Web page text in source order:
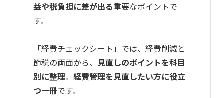
益や税負担に差が出る重要なポイントで
す。
「経費チェックシート」では、経費削減と
節税の両面から、 見直しのポイントを科目
別に整理。 経費管理を見直したい方に役立
つ一冊です。